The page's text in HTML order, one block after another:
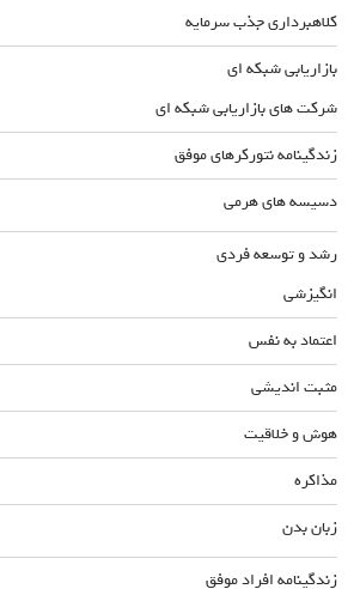
کلاهبرداری جذب سرمایه
بازاریابی شبکه ای
شرکت های بازاریابی شبکه ای
زندگینامه نتورکرهای موفق
دسیسه های هرمی
رشد و توسعه فردی
انگیزشی
اعتماد به نفس
مثبت اندیشی
هوش و خلاقیت
مذاکره
زبان بدن
زندگینامه افراد موفق